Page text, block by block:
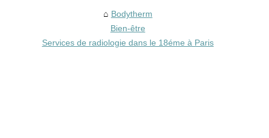
Bodytherm
Bien-être
Services de radiologie dans le 18éme à Paris